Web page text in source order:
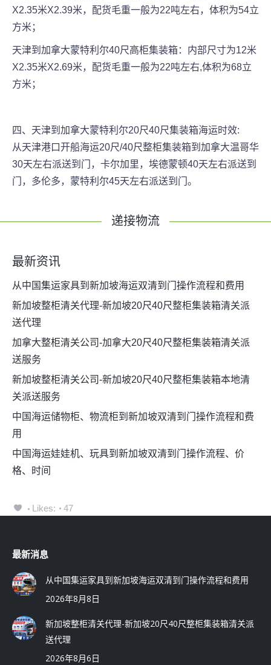
X2.35米X2.39米，配货毛重一般为22吨左右，体积为54立
方米；
天津到加拿大蒙特利尔40尺高柜集装箱：内部尺寸为12米
X2.35米X2.69米，配货毛重一般为22吨左右,体积为68立
方米；
四、天津到加拿大蒙特利尔20尺40尺集装箱海运时效:
从天津港口开船海运20尺/40尺整柜集装箱到加拿大温哥华
30天左右派送到门，卡尔加里，埃德蒙顿40天左右派送到
门，多伦多，蒙特利尔45天左右派送到门。
递接物流
最新资讯
从中国集运家具到新加坡海运双清到门操作流程和费用
新加坡整柜清关代理-新加坡20尺40尺整柜集装箱清关派
送代理
加拿大整柜清关公司-加拿大20尺40尺整柜集装箱清关派
送服务
新加坡整柜清关公司-新加坡20尺40尺整柜集装箱本地清
关派送服务
中国海运储物柜、物流柜到新加坡双清到门操作流程和费
用
中国海运娃娃机、玩具到新加坡双清到门操作流程、价
格、时间
Likes: 47
最新消息
从中国集运家具到新加坡海运双清到门操作流程和费用
2026年8月8日
新加坡整柜清关代理-新加坡20尺40尺整柜集装箱清关派
送代理
2026年8月6日